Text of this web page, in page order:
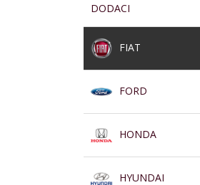
DODACI
FIAT
FORD
HONDA
HYUNDAI